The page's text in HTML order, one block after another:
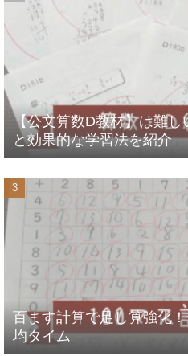
【公文算数D教材】は難し
と効果的な学習法を紹介
百ます計算で足し算強化
均タイム